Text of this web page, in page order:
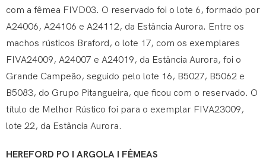
com a fêmea FIVD03. O reservado foi o lote 6, formado por
A24006, A24106 e A24112, da Estância Aurora. Entre os
machos rústicos Braford, o lote 17, com os exemplares
FIVA24009, A24007 e A24019, da Estância Aurora, foi o
Grande Campeão, seguido pelo lote 16, B5027, B5062 e
B5083, do Grupo Pitangueira, que ficou com o reservado. O
título de Melhor Rústico foi para o exemplar FIVA23009,
lote 22, da Estância Aurora.
HEREFORD PO I ARGOLA I FÊMEAS